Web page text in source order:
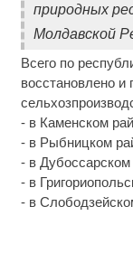
природных
Молдавской
Всего по
восстановлено и
- в Каменском
- в Рыбницком
- в Дубоссарском
- в
- в